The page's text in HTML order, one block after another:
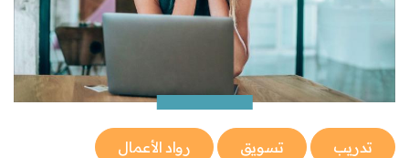
تدريب تسويق رواد الأعمال